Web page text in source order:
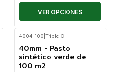
VER OPCIONES
4004-100 Triple C
40mm - Pasto
sintético verde de
100 m2